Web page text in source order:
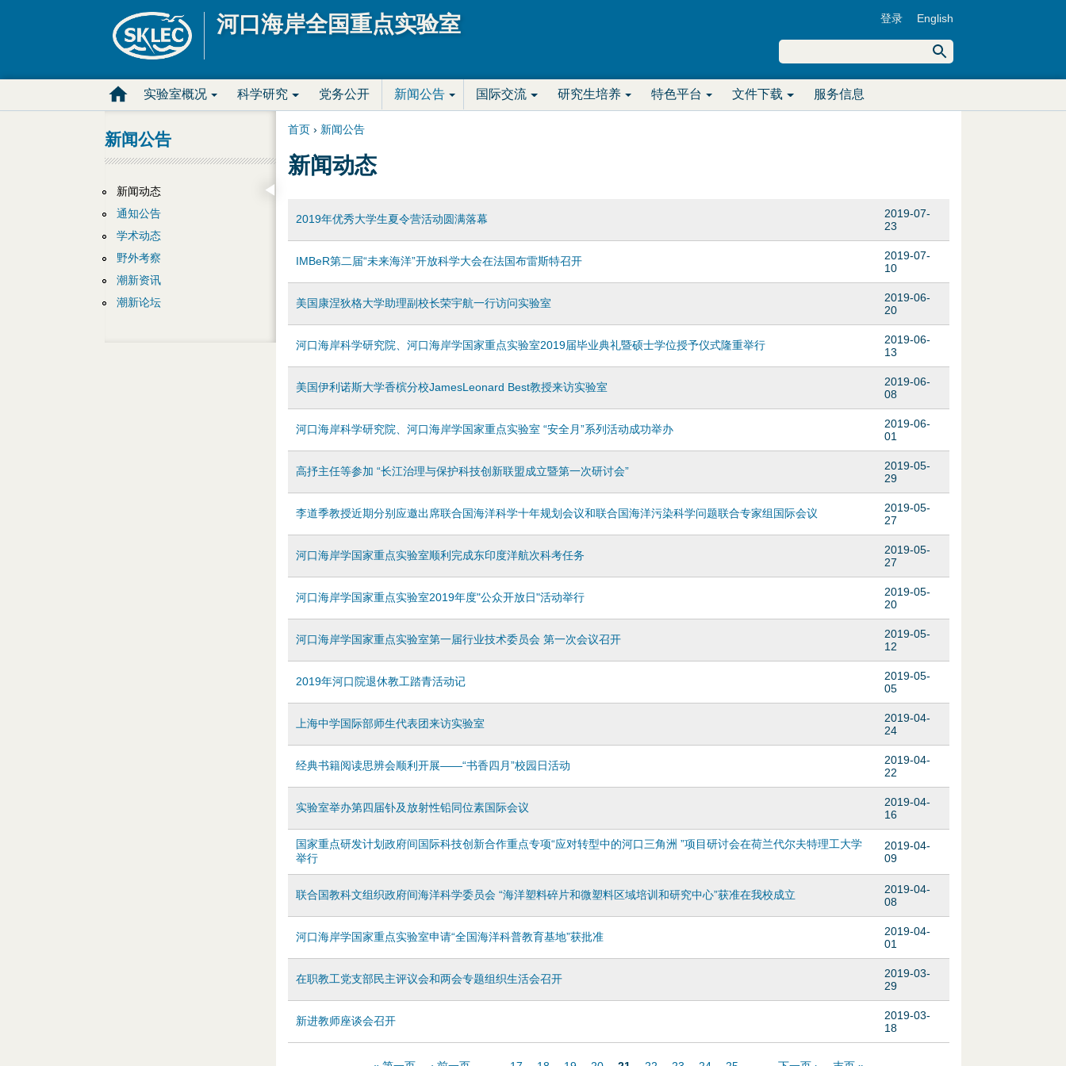
河口海岸全国重点实验室
U
s
e
e
n
u
登录 English
索
搜
索
实验室概况 科学研究 党务公开 新闻公告 国际交流 研究生培养 特色平台 文件下载 服务信息
你
这
里
首页 › 新闻公告
新闻动态
2019年优秀大学生夏令营活动圆满落幕
2019-07-
23
IMBeR第二届“未来海洋”开放科学大会在法国布雷斯特召开
2019-07-
10
美国康涅狄格大学助理副校长荣宇航一行访问实验室
2019-06-
20
河口海岸科学研究院、河口海岸学国家重点实验室2019届毕业典礼暨硕士学位授予仪式隆重举行
2019-06-
13
美国伊利诺斯大学香槟分校JamesLeonard Best教授来访实验室
2019-06-
08
河口海岸科学研究院、河口海岸学国家重点实验室 “安全月”系列活动成功举办
2019-06-
01
高抒主任等参加 “长江治理与保护科技创新联盟成立暨第一次研讨会”
2019-05-
29
李道季教授近期分别应邀出席联合国海洋科学十年规划会议和联合国海洋污染科学问题联合专家组国际会议
2019-05-
27
河口海岸学国家重点实验室顺利完成东印度洋航次科考任务
2019-05-
27
河口海岸学国家重点实验室2019年度"公众开放日"活动举行
2019-05-
20
河口海岸学国家重点实验室第一届行业技术委员会 第一次会议召开
2019-05-
12
2019年河口院退休教工踏青活动记
2019-05-
05
上海中学国际部师生代表团来访实验室
2019-04-
24
经典书籍阅读思辨会顺利开展——“书香四月”校园日活动
2019-04-
22
实验室举办第四届钋及放射性铅同位素国际会议
2019-04-
16
国家重点研发计划政府间国际科技创新合作重点专项“应对转型中的河口三角洲 ”项目研讨会在荷兰代尔夫特理工大学
举行
2019-04-
09
联合国教科文组织政府间海洋科学委员会 “海洋塑料碎片和微塑料区域培训和研究中心”获准在我校成立
2019-04-
08
河口海岸学国家重点实验室申请“全国海洋科普教育基地”获批准
2019-04-
01
在职教工党支部民主评议会和两会专题组织生活会召开
2019-03-
29
新进教师座谈会召开
2019-03-
18
新闻公告
新闻动态
通知公告
学术动态
野外考察
潮新资讯
潮新论坛